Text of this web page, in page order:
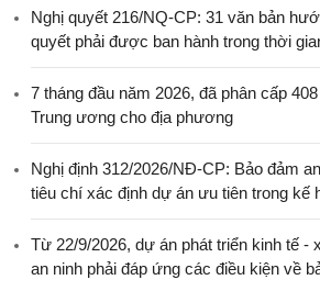
Nghị quyết 216/NQ-CP: 31 văn bản
quyết phải được ban hành trong thời
7 tháng đầu năm 2026, đã phân cấp
Trung ương cho địa phương
Nghị định 312/2026/NĐ-CP: Bảo đảm
tiêu chí xác định dự án ưu tiên trong kế
Từ 22/9/2026, dự án phát triển kinh tế -
an ninh phải đáp ứng các điều kiện về